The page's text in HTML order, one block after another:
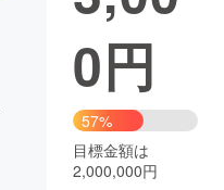
CAMPFIRE Creation
ya コミュニティ
0円
57%
目標金額は
2,000,000円